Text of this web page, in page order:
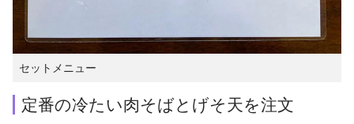
セットメニュー
定番の冷たい肉そばとげそ天を注文